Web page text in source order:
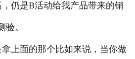
仍是B活动给我产品带来的销
验。
面的那个比如来说，当你做